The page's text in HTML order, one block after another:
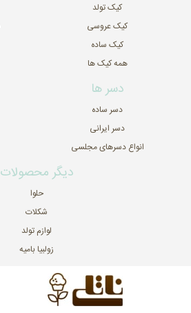
کیک تولد
کیک عروسی
کیک ساده
همه کیک ها
دسر ها
دسر ساده
دسر ایرانی
انواع دسرهای مجلسی
دیگر محصولات
حلوا
شکلات
لوازم تولد
زولبیا بامیه